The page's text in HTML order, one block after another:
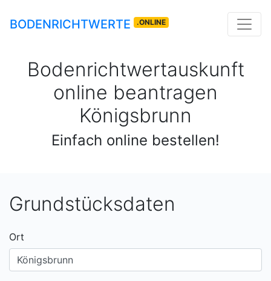
BODENRICHTWERTE .ONLINE
Bodenrichtwertauskunft
online beantragen
Königsbrunn
Einfach online bestellen!
Grundstücksdaten
Ort